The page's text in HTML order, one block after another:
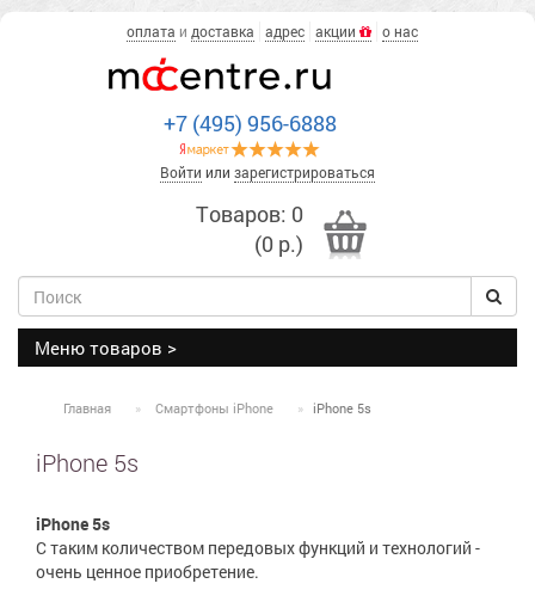
оплата и доставка адрес акции о нас
+7 (495) 956-6888
Войти или зарегистрироваться
Товаров: 0
(0 р.)
Меню товаров >
Главная Смартфоны iPhone iPhone 5s
iPhone 5s
iPhone 5s
С таким количеством передовых функций и технологий -
очень ценное приобретение.